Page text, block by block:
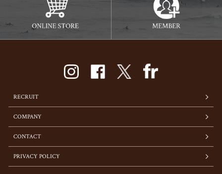
RECRUIT
COMPANY
CONTACT
PRIVACY POLICY